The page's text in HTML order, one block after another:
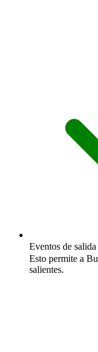
Eventos de salida
Esto permite a
salientes.